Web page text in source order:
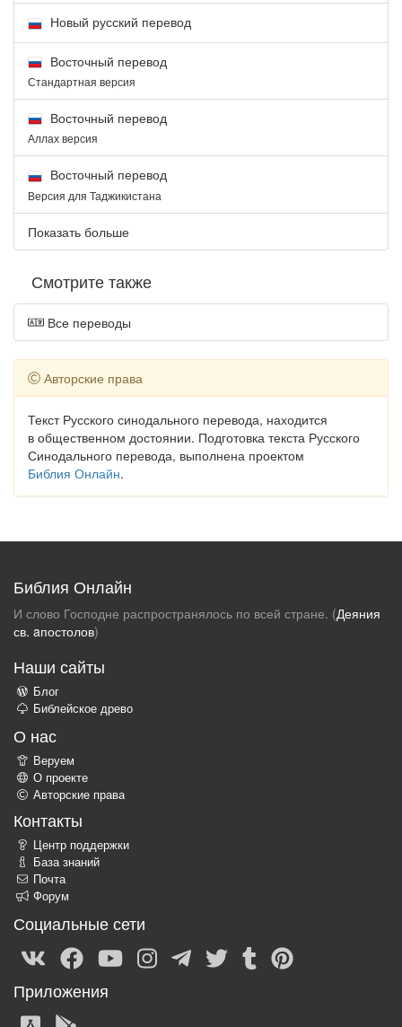
Новый русский перевод
Восточный перевод
Стандартная версия
Восточный перевод
Аллах версия
Восточный перевод
Версия для Таджикистана
Показать больше
Смотрите также
Все переводы
Авторские права
Текст Русского синодального перевода, находится
в общественном достоянии. Подготовка текста Русского
Синодального перевода, выполнена проектом
Библия Онлайн.
Библия Онлайн
И слово Господне распространялось по всей стране. (Деяния
св. aпостолов)
Наши сайты
Блог
Библейское древо
О нас
Веруем
О проекте
Авторские права
Контакты
Центр поддержки
База знаний
Почта
Форум
Социальные сети
Приложения